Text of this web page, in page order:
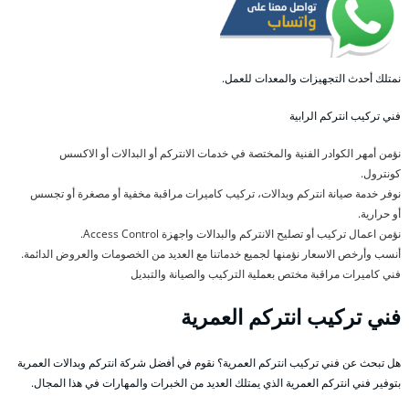
نمتلك أحدث التجهيزات والمعدات للعمل.
فني تركيب انتركم الرابية
نؤمن أمهر الكوادر الفنية والمختصة في خدمات الانتركم أو البدالات أو الاكسس
كونترول.
نوفر خدمة صيانة انتركم وبدالات، تركيب كاميرات مراقبة مخفية أو مصغرة أو تجسس
أو حرارية.
نؤمن اعمال تركيب أو تصليح الانتركم والبدالات واجهزة Access Control.
أنسب وأرخص الاسعار نؤمنها لجميع خدماتنا مع العديد من الخصومات والعروض الدائمة.
فني كاميرات مراقبة مختص بعملية التركيب والصيانة والتبديل
فني تركيب انتركم العمرية
هل تبحث عن فني تركيب انتركم العمرية؟ نقوم في أفضل شركة انتركم وبدالات العمرية
بتوفير فني انتركم العمرية الذي يمتلك العديد من الخبرات والمهارات في هذا المجال.